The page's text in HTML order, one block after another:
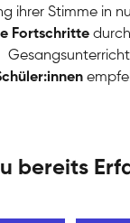
ihrer Stimme in
Fortschritte
bereits